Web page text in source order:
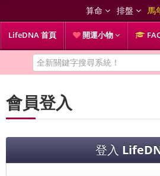
算命 排盤 馬
LifeDNA 首頁 開運小物
會員登入
登入